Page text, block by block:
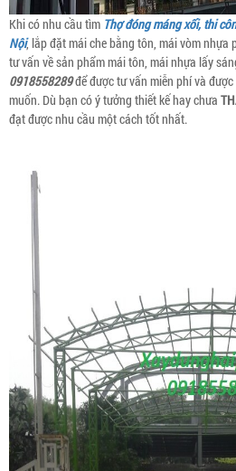
Khi có nhu cầu tìm Thợ đóng máng xối, thi
Nội, lắp đặt mái che bằng tôn, mái vòm nhựa
tư vấn về sản phẩm mái tôn, mái nhựa lấy
0918558289để được tư vấn miễn phí và
muốn. Dù bạn có ý tưởng thiết kế hay chưa
đạt được nhu cầu một cách tốt nhất.